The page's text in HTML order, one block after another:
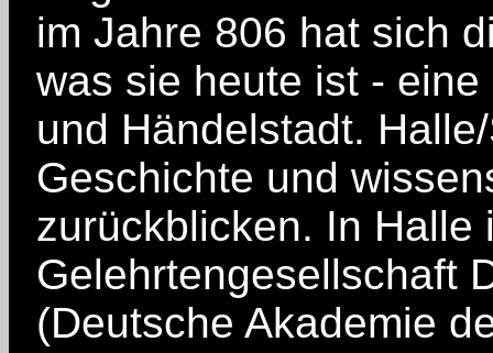
im Jahre 806 hat sich
was sie heute ist -
und Händelstadt.
Geschichte und
zurückblicken. In Halle
Gelehrtengesellschaft
(Deutsche Akademie